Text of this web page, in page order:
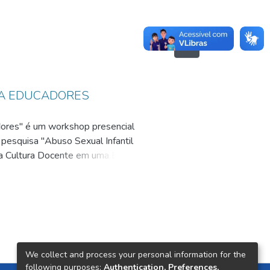
EDUCADORES
é um workshop presencial
"Abuso Sexual Infantil
Docente em uma Escola
a revelação de abuso sexual
escolar. O produto é
com orientações detalhadas
We collect and process your personal information for the
following purposes: Authentication, Preferences,